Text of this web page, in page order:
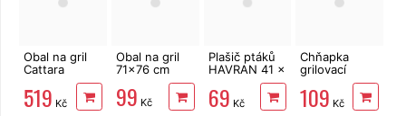
Obal na gril
Cattara
13095 pro
Royal Classic
519 Kč
Obal na gril
71x76 cm
99 Kč
Plašič ptáků
HAVRAN 41 x
12 x 24 cm
69 Kč
Chňapka
grilovací
silikonová
Lamart
LT5029, 34
109 Kč